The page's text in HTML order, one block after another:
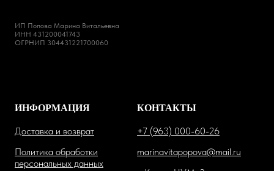
ИП Попова Марина Витальевна
ИНН 431200041743
ОГРНИП 304431221700060
ИНФОРМАЦИЯ
Доставка и возврат
Политика обработки
персональных данных
КОНТАКТЫ
+7 (963) 000-60-26
marinavitapopova@mail.ru